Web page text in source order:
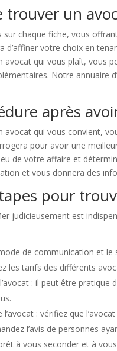
trouver un
sur chaque fiche, vous
votre choix en
avocat qui vous plaît, vous
Notre annuaire
après
avocat qui vous convient,
pour avoir une
de votre affaire et
et vous donnera des
pour
judicieusement est
de communication et le
les tarifs des différents
: il peut être
: vérifiez que
l’avis de personnes
à vous seconder et à